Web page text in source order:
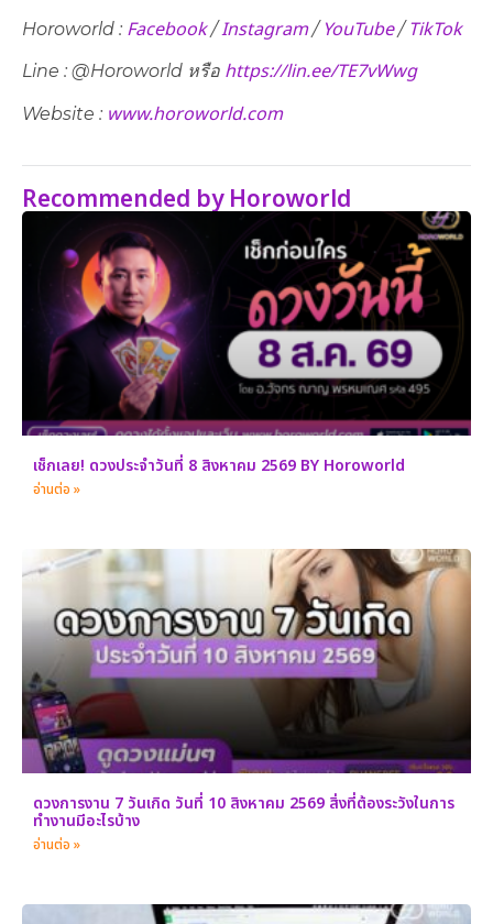
Horoworld : Facebook/Instagram/ YouTube/ TikTok
Line : @Horoworld หรือ https://lin.ee/TE7vWwg
Website : www.horoworld.com
Recommended by Horoworld
เช็กเลย! ดวงประจำวันที่ 8 สิงหาคม 2569 BY Horoworld
อ่านต่อ »
ดวงการงาน 7 วันเกิด วันที่ 10 สิงหาคม 2569 สิ่งที่ต้องระวังในการ
ทำงานมีอะไรบ้าง
อ่านต่อ »